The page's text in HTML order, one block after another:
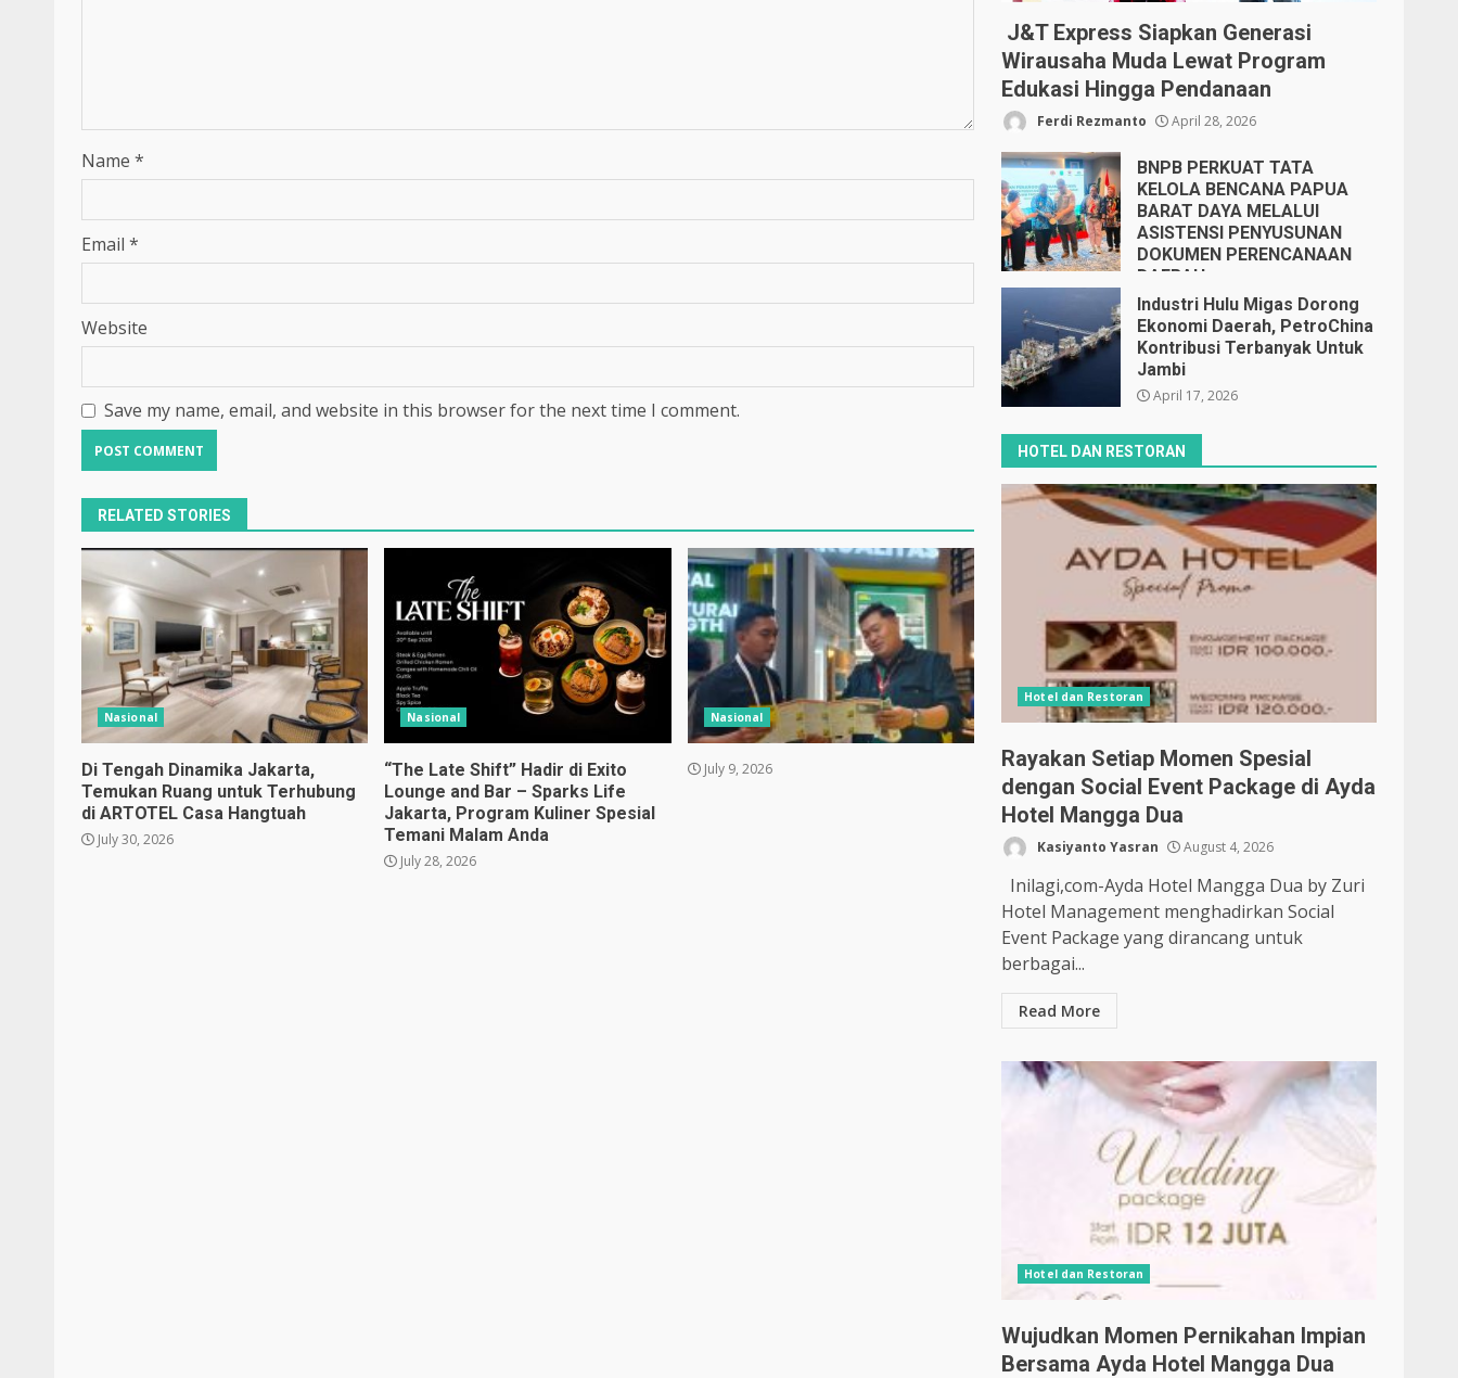
Name *
Email *
Website
Save my name, email, and website in this browser for the next time I comment.
RELATED STORIES
Nasional
Di Tengah Dinamika Jakarta,
Temukan Ruang untuk Terhubung
di ARTOTEL Casa Hangtuah
July 30, 2026
Nasional
“The Late Shift” Hadir di Exito
Lounge and Bar – Sparks Life
Jakarta, Program Kuliner Spesial
Temani Malam Anda
July 28, 2026
Nasional
July 9, 2026
J&T Express Siapkan Generasi
Wirausaha Muda Lewat Program
Edukasi Hingga Pendanaan
Ferdi Rezmanto April 28, 2026
BNPB PERKUAT TATA
KELOLA BENCANA PAPUA
BARAT DAYA MELALUI
ASISTENSI PENYUSUNAN
DOKUMEN PERENCANAAN
DAERAH
April 17, 2026
Industri Hulu Migas Dorong
Ekonomi Daerah, PetroChina
Kontribusi Terbanyak Untuk
Jambi
April 17, 2026
HOTEL DAN RESTORAN
Hotel dan Restoran
Rayakan Setiap Momen Spesial
dengan Social Event Package di Ayda
Hotel Mangga Dua
Kasiyanto Yasran August 4, 2026
Inilagi,com-Ayda Hotel Mangga Dua by Zuri
Hotel Management menghadirkan Social
Event Package yang dirancang untuk
berbagai...
Read More
Hotel dan Restoran
Wujudkan Momen Pernikahan Impian
Bersama Ayda Hotel Mangga Dua